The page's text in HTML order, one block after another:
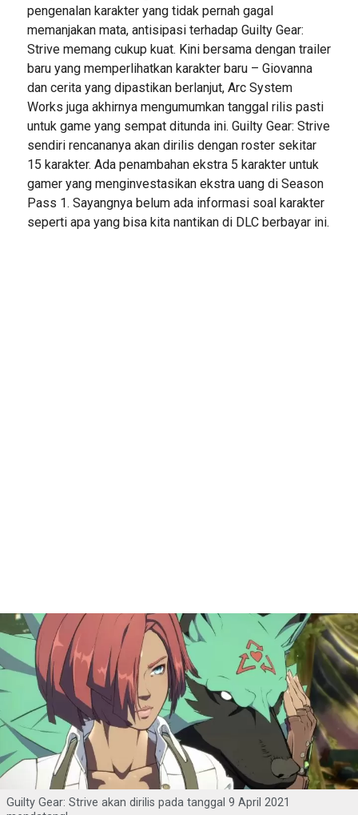
pengenalan karakter yang tidak pernah gagal
memanjakan mata, antisipasi terhadap Guilty Gear:
Strive memang cukup kuat. Kini bersama dengan trailer
baru yang memperlihatkan karakter baru – Giovanna
dan cerita yang dipastikan berlanjut, Arc System
Works juga akhirnya mengumumkan tanggal rilis pasti
untuk game yang sempat ditunda ini. Guilty Gear: Strive
sendiri rencananya akan dirilis dengan roster sekitar
15 karakter. Ada penambahan ekstra 5 karakter untuk
gamer yang menginvestasikan ekstra uang di Season
Pass 1. Sayangnya belum ada informasi soal karakter
seperti apa yang bisa kita nantikan di DLC berbayar ini.
Guilty Gear: Strive akan dirilis pada tanggal 9 April 2021